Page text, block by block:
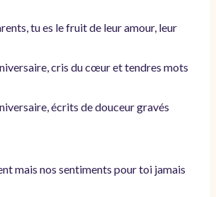
tu es le fruit de leur amour, leur
cris du cœur et tendres mots
écrits de douceur gravés
mais nos sentiments pour toi jamais